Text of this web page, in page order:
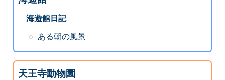
海遊館日記
ある朝の風景
天王寺動物園